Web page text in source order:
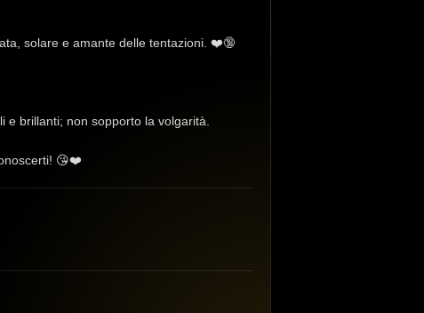
solare e amante delle tentazioni. ❤️🔞
brillanti; non sopporto la volgarità.
😘❤️